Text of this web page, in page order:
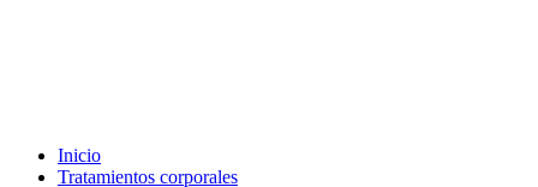
Inicio
Tratamientos corporales